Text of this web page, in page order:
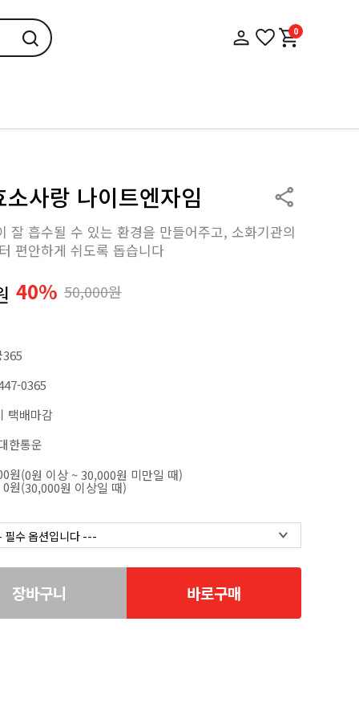
0
사랑 나이트엔자임
잘 흡수될 수 있는 환경을 만들어주고, 소화기관의
편안하게 쉬도록 돕습니다
40% 50,000원
365
0365
택배마감
한통운
원(0원 이상 ~ 30,000원 미만일 때)
0원(30,000원 이상일 때)
장바구니 바로구매